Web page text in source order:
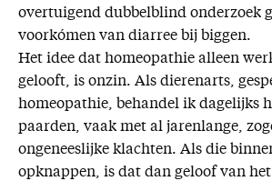
overtuigend dubbelblind onderzoek
voorkómen van diarree bij biggen.
Het idee dat homeopathie alleen
gelooft, is onzin. Als dierenarts,
homeopathie, behandel ik dagelijks
paarden, vaak met al jarenlange,
ongeneeslijke klachten. Als die
opknappen, is dat dan geloof van